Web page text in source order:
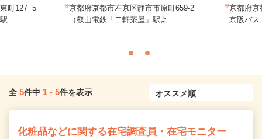
町127−5
...
京都府京都市左京区静市市原町659-2
（叡山電鉄「二軒茶屋」駅よ...
京都府京
京阪バス
全 5件中 1 - 5件を表示
化粧品などに関する在宅調査員・在宅モニター